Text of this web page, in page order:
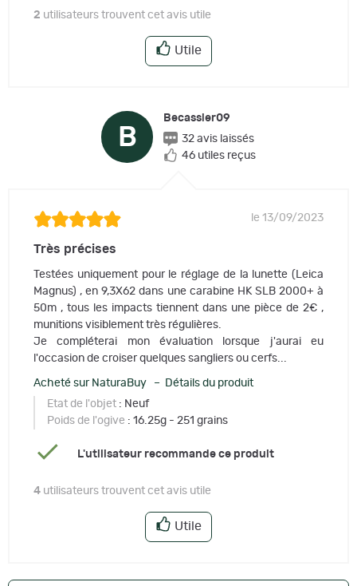
2 utilisateurs trouvent cet avis utile
Utile
B
Becassier09
32 avis laissés
46 utiles reçus
le 13/09/2023
Très précises
Testées uniquement pour le réglage de la lunette (Leica
Magnus) , en 9,3X62 dans une carabine HK SLB 2000+ à
50m , tous les impacts tiennent dans une pièce de 2€ ,
munitions visiblement très régulières.
Je compléterai mon évaluation lorsque j'aurai eu
l'occasion de croiser quelques sangliers ou cerfs...
Acheté sur NaturaBuy – Détails du produit
Etat de l'objet : Neuf
Poids de l'ogive : 16.25g - 251 grains
L'utilisateur recommande ce produit
4 utilisateurs trouvent cet avis utile
Utile